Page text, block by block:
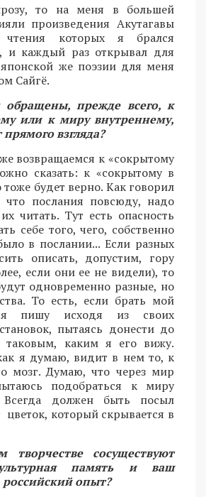
то на меня в большей
произведения Акутагавы
которых я брался
и каждый раз открывал для
же поэзии для меня
Сайгё.
прежде всего, к
или к миру внутреннему,
взгляда?
возвращаемся к «сокрытому
сказать: к «сокрытому в
тоже будет верно. Как говорил
послания повсюду, надо
читать. Тут есть опасность
себе того, чего, собственно
в послании... Если разных
описать, допустим, гору
если они ее не видели), то
одновременно разные, но
То есть, если брать мой
пишу исходя из своих
пытаясь донести до
таковым, каким я его вижу.
я думаю, видит в нем то, к
мозг. Думаю, что через мир
подобраться к миру
Всегда должен быть посыл
цветок, который скрывается в
сосуществуют
память и ваш
опыт?